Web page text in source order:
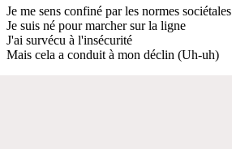
Je me sens confiné par les normes sociétales
Je suis né pour marcher sur la ligne
J'ai survécu à l'insécurité
Mais cela a conduit à mon déclin (Uh-uh)